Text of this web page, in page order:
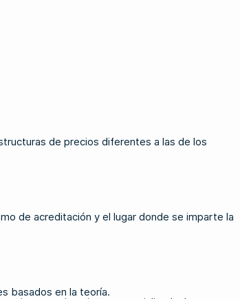
de precios diferentes a las de los
de acreditación y el lugar donde se imparte la
basados en la teoría.